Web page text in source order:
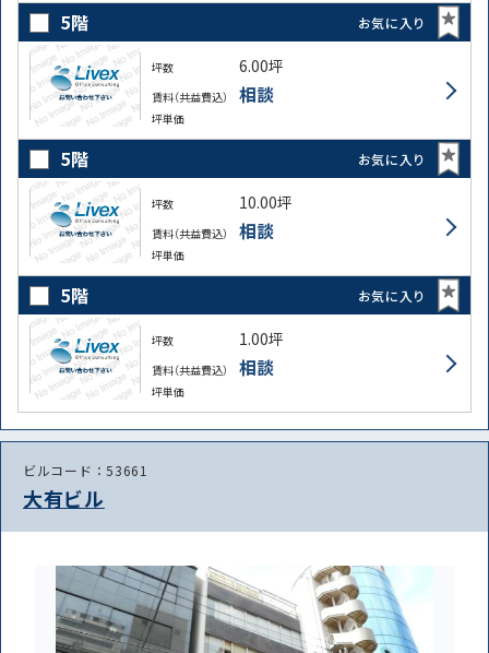
5階 お気に入り
坪数 6.00坪
賃料（共益費込） 相談
坪単価
5階 お気に入り
坪数 10.00坪
賃料（共益費込） 相談
坪単価
5階 お気に入り
坪数 1.00坪
賃料（共益費込） 相談
坪単価
ビルコード：53661
大有ビル